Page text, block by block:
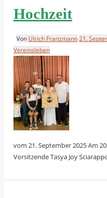
Hochzeit
Von Ulrich Franzmann21.
Vereinsleben
vom 21. September 2025 Am
Vorsitzende Tasya Joy